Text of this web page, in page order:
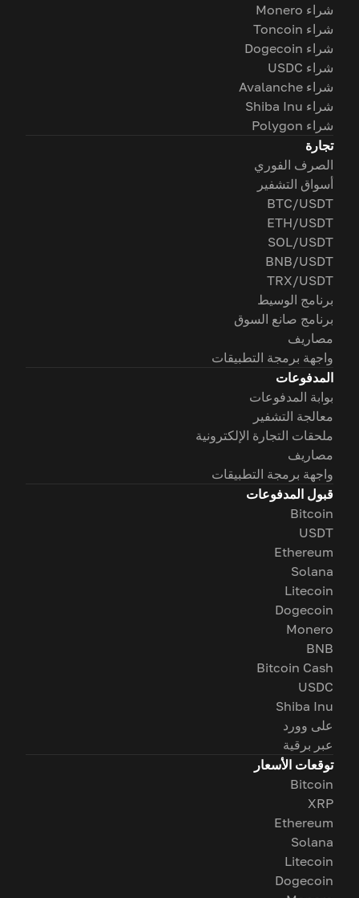
شراء Monero
شراء Toncoin
شراء Dogecoin
شراء USDC
شراء Avalanche
شراء Shiba Inu
شراء Polygon
تجارة
الصرف الفوري
أسواق التشفير
BTC/USDT
ETH/USDT
SOL/USDT
BNB/USDT
TRX/USDT
برنامج الوسيط
برنامج صانع السوق
مصاريف
واجهة برمجة التطبيقات
المدفوعات
بوابة المدفوعات
معالجة التشفير
ملحقات التجارة الإلكترونية
مصاريف
واجهة برمجة التطبيقات
قبول المدفوعات
Bitcoin
USDT
Ethereum
Solana
Litecoin
Dogecoin
Monero
BNB
Bitcoin Cash
USDC
Shiba Inu
على وورد
عبر برقية
توقعات الأسعار
Bitcoin
XRP
Ethereum
Solana
Litecoin
Dogecoin